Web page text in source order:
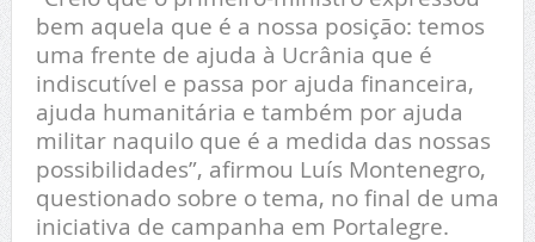
bem aquela que é a nossa posição: temos
uma frente de ajuda à Ucrânia que é
indiscutível e passa por ajuda financeira,
ajuda humanitária e também por ajuda
militar naquilo que é a medida das nossas
possibilidades”, afirmou Luís Montenegro,
questionado sobre o tema, no final de uma
iniciativa de campanha em Portalegre.